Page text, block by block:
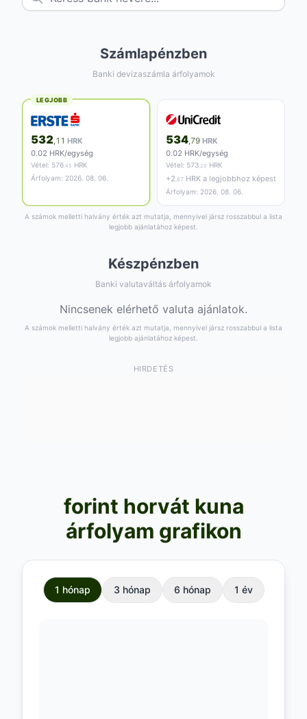
Számlapénzben
Banki devizaszámla árfolyamok
LEGJOBB
532 ,11 HRK
0.02 HRK/egység
Vétel: 576 ,45 HRK
Árfolyam: 2026. 08. 06.
534 ,79 HRK
0.02 HRK/egység
Vétel: 573 ,20 HRK
+2 ,67 HRK a legjobbhoz képest
Árfolyam: 2026. 08. 06.
A számok melletti halvány érték azt mutatja, mennyivel jársz rosszabbul a lista
legjobb ajánlatához képest.
Készpénzben
Banki valutaváltás árfolyamok
Nincsenek elérhető valuta ajánlatok.
A számok melletti halvány érték azt mutatja, mennyivel jársz rosszabbul a lista
legjobb ajánlatához képest.
HIRDETÉS
forint horvát kuna
árfolyam grafikon
1 hónap 3 hónap 6 hónap 1 év